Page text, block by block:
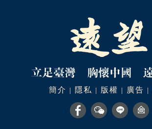
簡介 | 隱私 | 版權 | 廣告 |